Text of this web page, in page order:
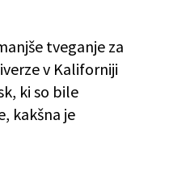
tveganje za
v Kaliforniji
ki so bile
kakšna je